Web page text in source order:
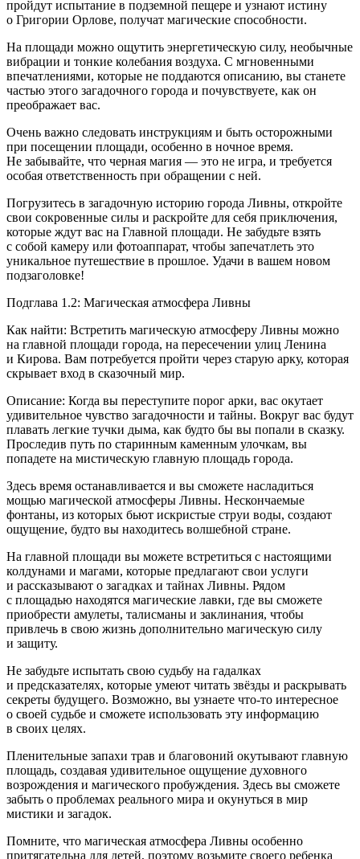
пройдут испытание в подземной пещере и узнают истину
о Григории Орлове, получат магические способности.
На площади можно ощутить энергетическую силу, необычные
вибрации и тонкие колебания воздуха. С мгновенными
впечатлениями, которые не поддаются описанию, вы станете
частью этого загадочного города и почувствуете, как он
преображает вас.
Очень важно следовать инструкциям и быть осторожными
при посещении площади, особенно в ночное время.
Не забывайте, что черная магия — это не игра, и требуется
особая ответственность при обращении с ней.
Погрузитесь в загадочную историю города Ливны, откройте
свои сокровенные силы и раскройте для себя приключения,
которые ждут вас на Главной площади. Не забудьте взять
с собой камеру или фотоаппарат, чтобы запечатлеть это
уникальное путешествие в прошлое. Удачи в вашем новом
подзаголовке!
Подглава 1.2: Магическая атмосфера Ливны
Как найти: Встретить магическую атмосферу Ливны можно
на главной площади города, на пересечении улиц Ленина
и Кирова. Вам потребуется пройти через старую арку, которая
скрывает вход в сказочный мир.
Описание: Когда вы переступите порог арки, вас окутает
удивительное чувство загадочности и тайны. Вокруг вас будут
плавать легкие тучки дыма, как будто бы вы попали в сказку.
Проследив путь по старинным каменным улочкам, вы
попадете на мистическую главную площадь города.
Здесь время останавливается и вы сможете насладиться
мощью магической атмосферы Ливны. Нескончаемые
фонтаны, из которых бьют искристые струи воды, создают
ощущение, будто вы находитесь волшебной стране.
На главной площади вы можете встретиться с настоящими
колдунами и магами, которые предлагают свои услуги
и рассказывают о загадках и тайнах Ливны. Рядом
с площадью находятся магические лавки, где вы сможете
приобрести амулеты, талисманы и заклинания, чтобы
привлечь в свою жизнь дополнительно магическую силу
и защиту.
Не забудьте испытать свою судьбу на гадалках
и предсказателях, которые умеют читать звёзды и раскрывать
секреты будущего. Возможно, вы узнаете что-то интересное
о своей судьбе и сможете использовать эту информацию
в своих целях.
Пленительные запахи трав и благовоний окутывают главную
площадь, создавая удивительное ощущение духовного
возрождения и магического пробуждения. Здесь вы сможете
забыть о проблемах реального мира и окунуться в мир
мистики и загадок.
Помните, что магическая атмосфера Ливны особенно
притягательна для детей, поэтому возьмите своего ребенка